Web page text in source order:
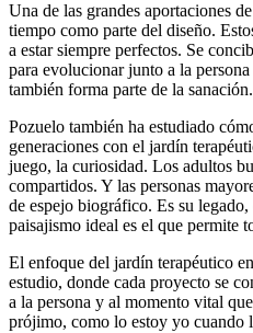
Una de las grandes aportaciones
tiempo como parte del diseño.
a estar siempre perfectos. Se
para evolucionar junto a la
también forma parte de la
Pozuelo también ha estudiado
generaciones con el jardín
juego, la curiosidad. Los adultos
compartidos. Y las personas
de espejo biográfico. Es su
paisajismo ideal es el que permite
El enfoque del jardín terapéutico
estudio, donde cada proyecto se
a la persona y al momento vital
prójimo, como lo estoy yo cuando